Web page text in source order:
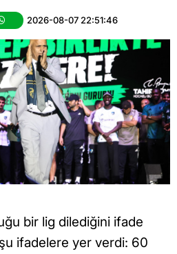
2026-08-07 22:51:46
bir lig dilediğini ifade
ifadelere yer verdi: 60